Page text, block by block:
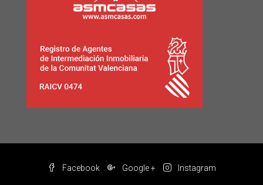
Facebook Google + Instagram